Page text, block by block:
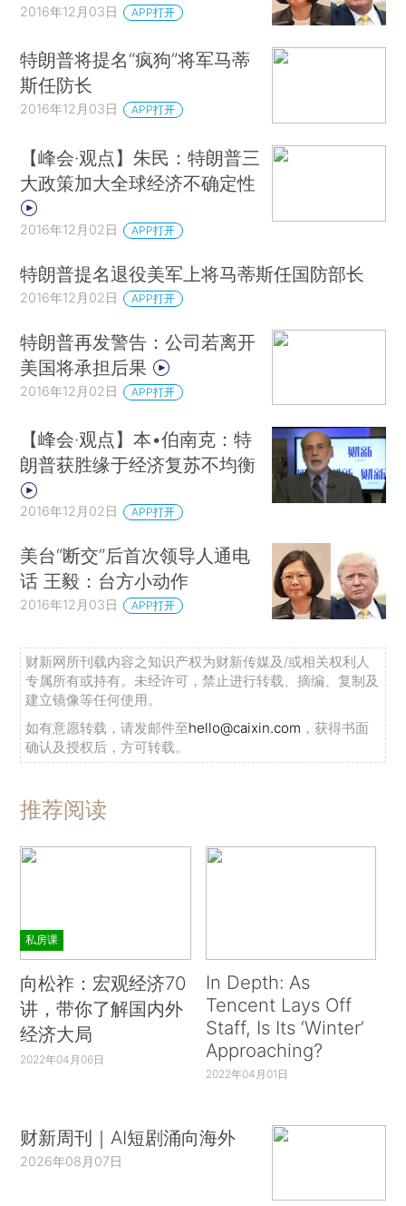
2016年12月03日 APP打开
特朗普将提名“疯狗”将军马蒂
斯任防长
2016年12月03日 APP打开
【峰会·观点】朱民：特朗普三
大政策加大全球经济不确定性
2016年12月02日 APP打开
特朗普提名退役美军上将马蒂斯任国防部长
2016年12月02日 APP打开
特朗普再发警告：公司若离开
美国将承担后果
2016年12月02日 APP打开
【峰会·观点】本•伯南克：特
朗普获胜缘于经济复苏不均衡
2016年12月02日 APP打开
美台“断交”后首次领导人通电
话 王毅：台方小动作
2016年12月03日 APP打开
财新网所刊载内容之知识产权为财新传媒及/或相关权利人
专属所有或持有。未经许可，禁止进行转载、摘编、复制及
建立镜像等任何使用。
如有意愿转载，请发邮件至hello@caixin.com ，获得书面
确认及授权后，方可转载。
推荐阅读
私房课
向松祚：宏观经济70
讲，带你了解国内外
经济大局
2022年04月06日
In Depth: As
Tencent Lays Off
Staff, Is Its ‘Winter’
Approaching?
2022年04月01日
财新周刊｜AI短剧涌向海外
2026年08月07日